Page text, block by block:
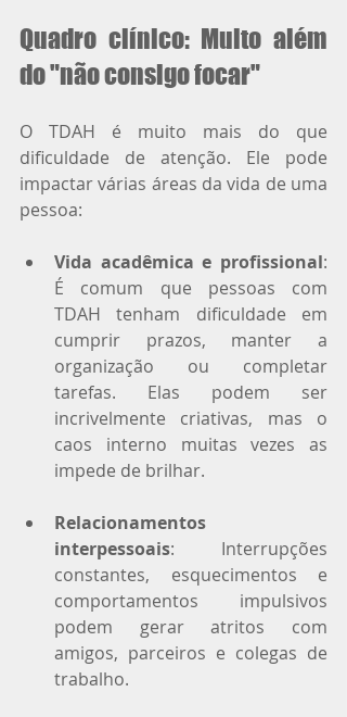
Quadro clínico: Muito além
do "não consigo focar"
O TDAH é muito mais do que
dificuldade de atenção. Ele pode
impactar várias áreas da vida de uma
pessoa:
Vida acadêmica e profissional:
É comum que pessoas com
TDAH tenham dificuldade em
cumprir prazos, manter a
organização ou completar
tarefas. Elas podem ser
incrivelmente criativas, mas o
caos interno muitas vezes as
impede de brilhar.
Relacionamentos
interpessoais: Interrupções
constantes, esquecimentos e
comportamentos impulsivos
podem gerar atritos com
amigos, parceiros e colegas de
trabalho.